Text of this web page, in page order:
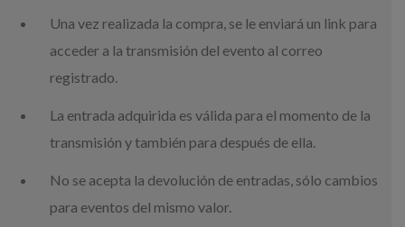
Una vez realizada la compra, se le enviará un link para
acceder a la transmisión del evento al correo
registrado.
La entrada adquirida es válida para el momento de la
transmisión y también para después de ella.
No se acepta la devolución de entradas, sólo cambios
para eventos del mismo valor.